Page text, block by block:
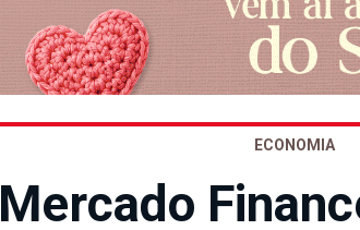
ECONOMIA
Mercado